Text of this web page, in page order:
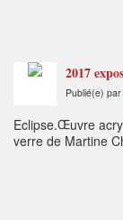
2017
Publié(e) par
Eclipse.Œuvre
verre de Martine